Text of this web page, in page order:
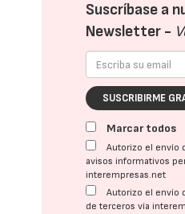
Suscríbase a
Newsletter -
SUSCRIBIRME
Marcar todos
Autorizo el envío
avisos informativos
interempresas.net
Autorizo el envío
de terceros vía